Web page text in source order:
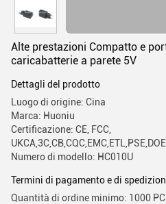
Alte prestazioni Compatto e
caricabatterie a parete 5V
Dettagli del prodotto
Luogo di origine: Cina
Marca: Huoniu
Certificazione: CE, FCC,
Numero di modello: HC010U
Termini di pagamento e di
Quantità di ordine minimo: 1000